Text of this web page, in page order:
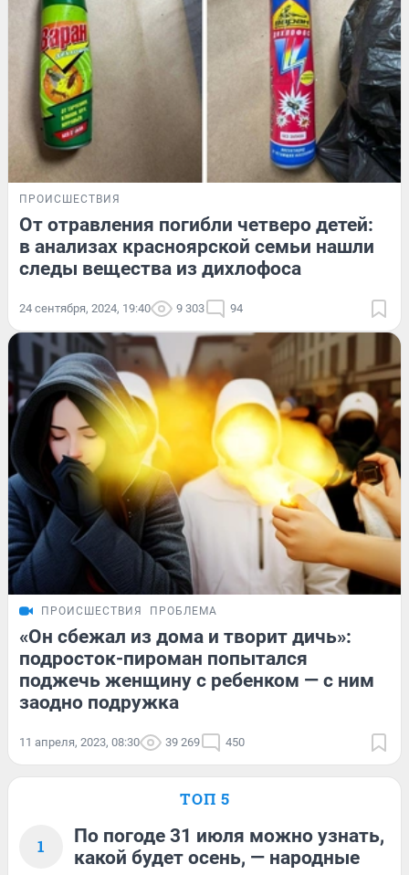
ПРОИСШЕСТВИЯ
От отравления погибли четверо детей:
в анализах красноярской семьи нашли
следы вещества из дихлофоса
24 сентября, 2024, 19:40 9 303 94
ПРОИСШЕСТВИЯ ПРОБЛЕМА
«Он сбежал из дома и творит дичь»:
подросток-пироман попытался
поджечь женщину с ребенком — с ним
заодно подружка
11 апреля, 2023, 08:30 39 269 450
ТОП 5
1
По погоде 31 июля можно узнать,
какой будет осень, — народные